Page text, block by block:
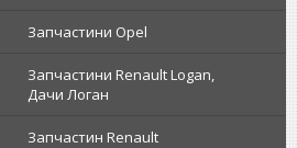
Запчастини Opel
Запчастини Renault Logan,
Дачи Логан
Запчастин Renault